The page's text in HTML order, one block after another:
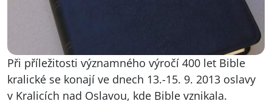
Při příležitosti významného výročí 400 let Bible
kralické se konají ve dnech 13.-15. 9. 2013 oslavy
v Kralicích nad Oslavou, kde Bible vznikala.